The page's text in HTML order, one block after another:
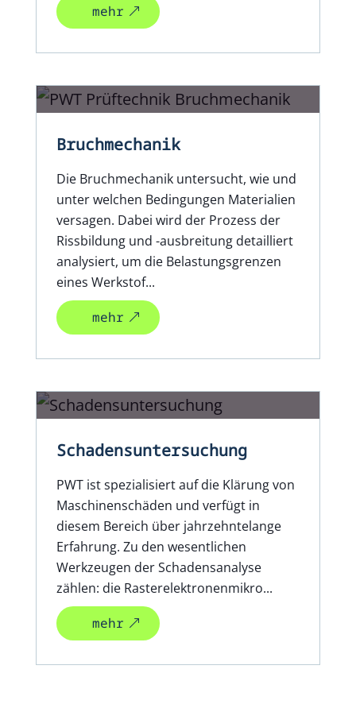
mehr
Bruchmechanik
Die Bruchmechanik untersucht, wie und
unter welchen Bedingungen Materialien
versagen. Dabei wird der Prozess der
Rissbildung und -ausbreitung detailliert
analysiert, um die Belastungsgrenzen
eines Werkstof...
mehr
Schadensuntersuchung
PWT ist spezialisiert auf die Klärung von
Maschinenschäden und verfügt in
diesem Bereich über jahrzehntelange
Erfahrung. Zu den wesentlichen
Werkzeugen der Schadensanalyse
zählen: die Rasterelektronenmikro...
mehr